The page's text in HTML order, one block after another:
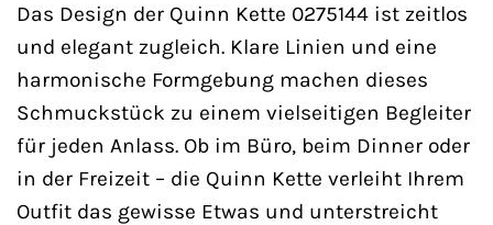
Das Design der Quinn Kette 0275144 ist zeitlos
und elegant zugleich. Klare Linien und eine
harmonische Formgebung machen dieses
Schmuckstück zu einem vielseitigen Begleiter
für jeden Anlass. Ob im Büro, beim Dinner oder
in der Freizeit – die Quinn Kette verleiht Ihrem
Outfit das gewisse Etwas und unterstreicht